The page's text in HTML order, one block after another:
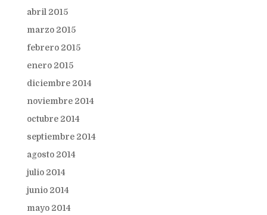
abril 2015
marzo 2015
febrero 2015
enero 2015
diciembre 2014
noviembre 2014
octubre 2014
septiembre 2014
agosto 2014
julio 2014
junio 2014
mayo 2014